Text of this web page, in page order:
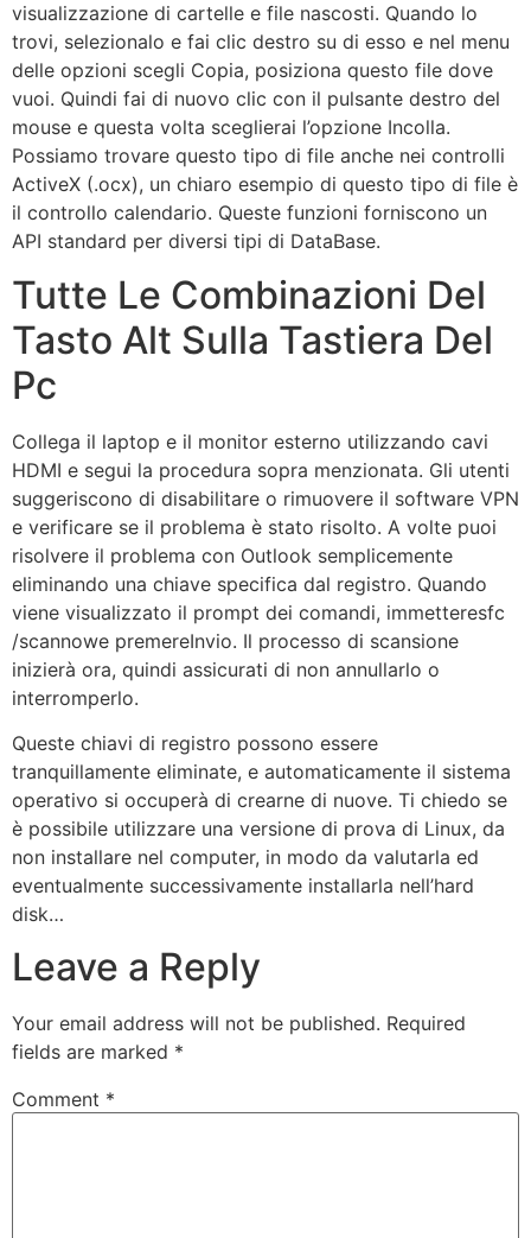
visualizzazione di cartelle e file nascosti. Quando lo
trovi, selezionalo e fai clic destro su di esso e nel menu
delle opzioni scegli Copia, posiziona questo file dove
vuoi. Quindi fai di nuovo clic con il pulsante destro del
mouse e questa volta sceglierai l’opzione Incolla.
Possiamo trovare questo tipo di file anche nei controlli
ActiveX (.ocx), un chiaro esempio di questo tipo di file è
il controllo calendario. Queste funzioni forniscono un
API standard per diversi tipi di DataBase.
Tutte Le Combinazioni Del
Tasto Alt Sulla Tastiera Del
Pc
Collega il laptop e il monitor esterno utilizzando cavi
HDMI e segui la procedura sopra menzionata. Gli utenti
suggeriscono di disabilitare o rimuovere il software VPN
e verificare se il problema è stato risolto. A volte puoi
risolvere il problema con Outlook semplicemente
eliminando una chiave specifica dal registro. Quando
viene visualizzato il prompt dei comandi, immetteresfc
/scannowe premereInvio. Il processo di scansione
inizierà ora, quindi assicurati di non annullarlo o
interromperlo.
Queste chiavi di registro possono essere
tranquillamente eliminate, e automaticamente il sistema
operativo si occuperà di crearne di nuove. Ti chiedo se
è possibile utilizzare una versione di prova di Linux, da
non installare nel computer, in modo da valutarla ed
eventualmente successivamente installarla nell’hard
disk…
Leave a Reply
Your email address will not be published. Required
fields are marked *
Comment *